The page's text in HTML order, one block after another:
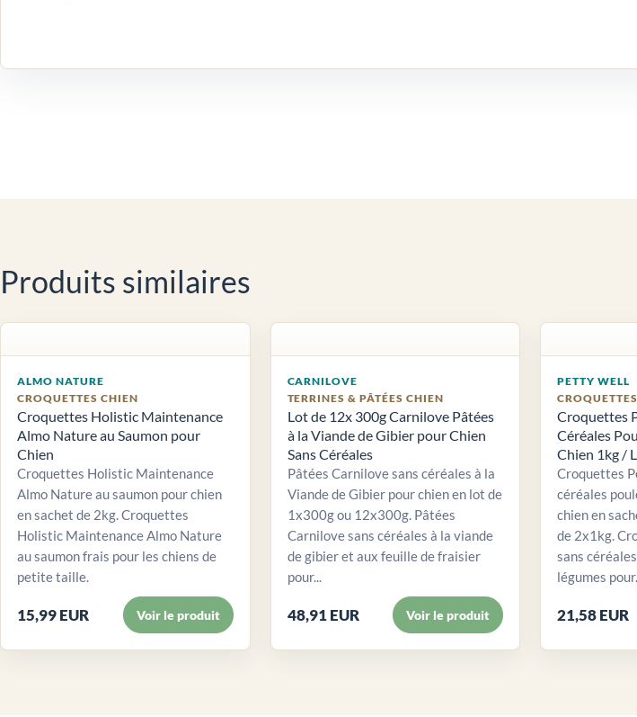
Produits similaires
ALMO NATURE
CROQUETTES CHIEN
Croquettes Holistic Maintenance
Almo Nature au Saumon pour
Chien
Croquettes Holistic Maintenance
Almo Nature au saumon pour chien
en sachet de 2kg. Croquettes
Holistic Maintenance Almo Nature
au saumon frais pour les chiens de
petite taille.
15,99 EUR Voir le produit
CARNILOVE
TERRINES & PÂTÉES CHIEN
Lot de 12x 300g Carnilove Pâtées
à la Viande de Gibier pour Chien
Sans Céréales
Pâtées Carnilove sans céréales à la
Viande de Gibier pour chien en lot de
1x300g ou 12x300g. Pâtées
Carnilove sans céréales à la viande
de gibier et aux feuille de fraisier
pour...
48,91 EUR Voir le produit
PETTY WELL
Croquettes
Céréales
Chien 1kg /
Croquettes
céréales
chien en
de 2x1kg.
sans
légumes
21,58 EUR